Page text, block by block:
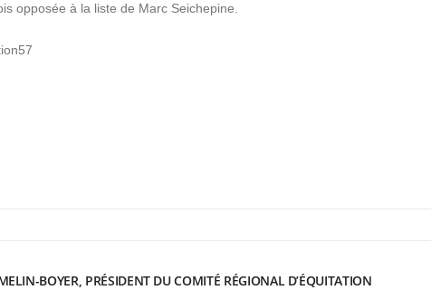
opposée à la liste de Marc Seichepine.
BOYER, PRÉSIDENT DU COMITÉ RÉGIONAL D’ÉQUITATION